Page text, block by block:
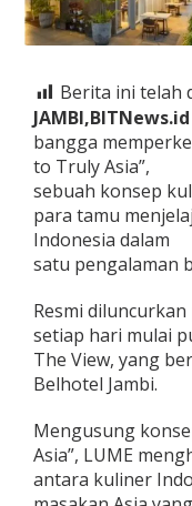
r
k
n
L
U
M
E
–
C
u
l
i
a
r
y
J
o
r
n
e
y
Berita ini telah
JAMBI,BITNews.id
bangga
to Truly Asia”,
sebuah konsep
para tamu
Indonesia dalam
satu pengalaman
Resmi diluncurkan
setiap hari mulai
The View, yang
Belhotel Jambi.
Mengusung
Asia”, LUME
antara kuliner